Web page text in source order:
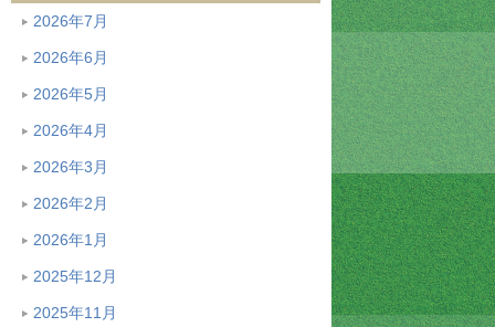
2026年7月
2026年6月
2026年5月
2026年4月
2026年3月
2026年2月
2026年1月
2025年12月
2025年11月